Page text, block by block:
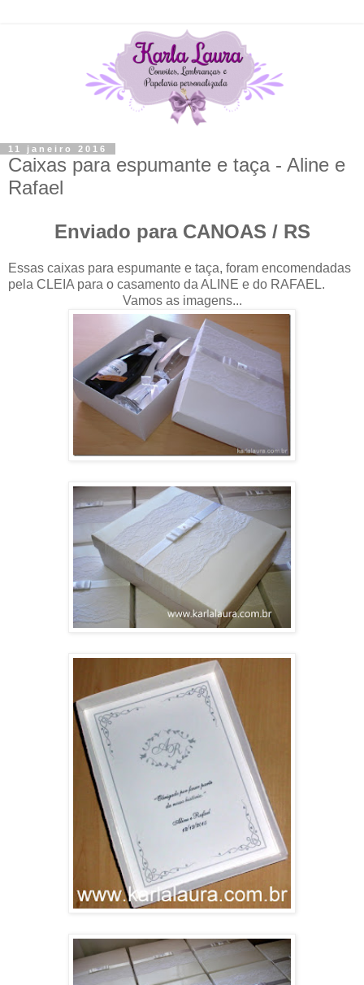
11 janeiro 2016
Caixas para espumante e taça - Aline e
Rafael
Enviado para CANOAS / RS
Essas caixas para espumante e taça, foram encomendadas
pela CLEIA para o casamento da ALINE e do RAFAEL.
Vamos as imagens...